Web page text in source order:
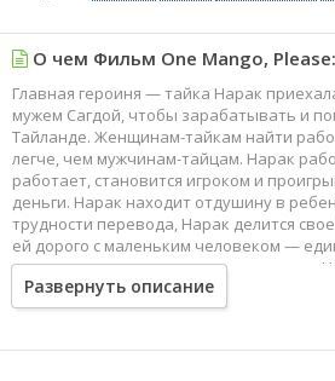
О чем Фильм One Mango, Please:
Главная героиня — тайка Нарак
мужем Сагдой, чтобы зарабатывать и
Тайланде. Женщинам-тайкам найти
легче, чем мужчинам-тайцам. Нарак
работает, становится игроком и
деньги. Нарак находит отдушину в
трудности перевода, Нарак делится
ей дорого с маленьким человеком —
слушает и слышит в чужом мегаполисе.
живого мужа. Череда произошедших в
заставляет Нарак задуматься о любви к
их истории.
Развернуть описание